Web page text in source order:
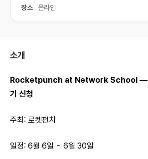
장소
온라인
소개
Rocketpunch at Network School —
기 신청
주최: 로켓펀치
일정: 6월 6일 ~ 6월 30일